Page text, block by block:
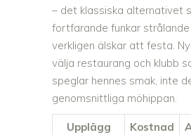
– det klassiska alternativet
fortfarande funkar
verkligen älskar att festa.
välja restaurang och klubb
speglar hennes smak, inte
genomsnittliga möhippan.
Upplägg Kostnad